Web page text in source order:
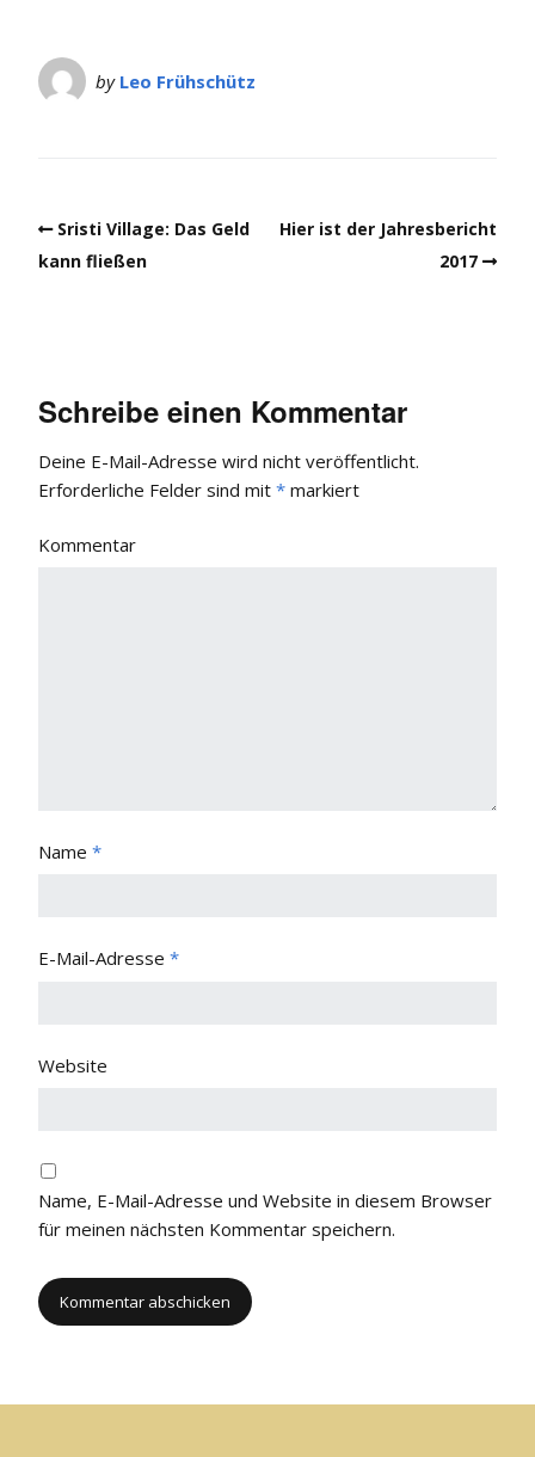
by Leo Frühschütz
Sristi Village: Das Geld
kann fließen
Hier ist der Jahresbericht
2017
Schreibe einen Kommentar
Deine E-Mail-Adresse wird nicht veröffentlicht.
Erforderliche Felder sind mit * markiert
Kommentar
Name *
E-Mail-Adresse *
Website
Name, E-Mail-Adresse und Website in diesem Browser
für meinen nächsten Kommentar speichern.